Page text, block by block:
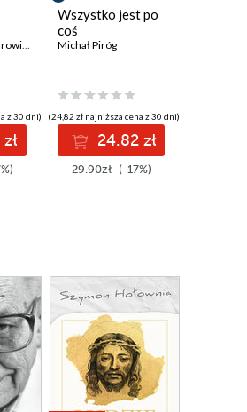
Zbigniew Lew-Starowicz
z 30 dni)
Wszystko jest po
coś
Michał Piróg
(24,82 zł najniższa cena z 30 dni)
24.82 zł
29.90zł (-17%)